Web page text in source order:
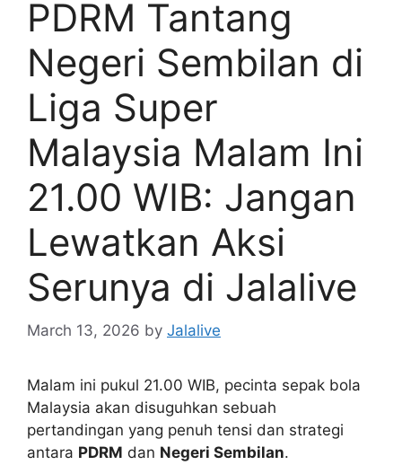
PDRM Tantang
Negeri Sembilan di
Liga Super
Malaysia Malam Ini
21.00 WIB: Jangan
Lewatkan Aksi
Serunya di Jalalive
March 13, 2026 by Jalalive
Malam ini pukul 21.00 WIB, pecinta sepak bola
Malaysia akan disuguhkan sebuah
pertandingan yang penuh tensi dan strategi
antara PDRM dan Negeri Sembilan.